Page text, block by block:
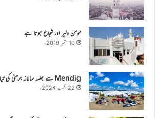
مومن دلیر اور شجاع ہوتا ہے
10 ستمبر 2019ء
Mendig سے جلسہ سالانہ جرمنی کی تیاری کی ایک رپورٹ
22 اگست 2024ء